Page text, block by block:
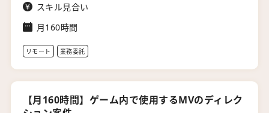
スキル見合い
月160時間
リモート 業務委託
【月160時間】ゲーム内で使用するMVのディレク